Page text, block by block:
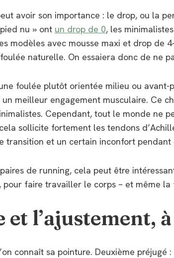
avoir son importance : le drop, ou la
nu » ont un drop de 0, les
modèles avec mousse maxi et drop de
naturelle. On essaiera donc de ne
foulée plutôt orientée milieu ou
meilleur engagement musculaire. Ce
Cependant, tout le monde ne
sollicite fortement les tendons
transition et un certain inconfort
de running, cela peut être
pour faire travailler le corps – et même
l’ajustement,
connaît sa pointure. Deuxième